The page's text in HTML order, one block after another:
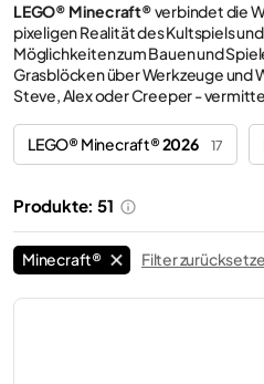
LEGO® Minecraft®verbindet die
pixeligen Realität des Kultspiels
Möglichkeiten zum Bauen und
Grasblöcken über Werkzeuge und
Steve, Alex oder Creeper -
LEGO® Minecraft®2026 17
Produkte: 51
Minecraft® Filter